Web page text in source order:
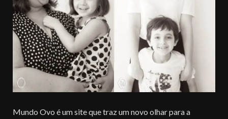
Mundo Ovo é um site que traz um novo olhar para a